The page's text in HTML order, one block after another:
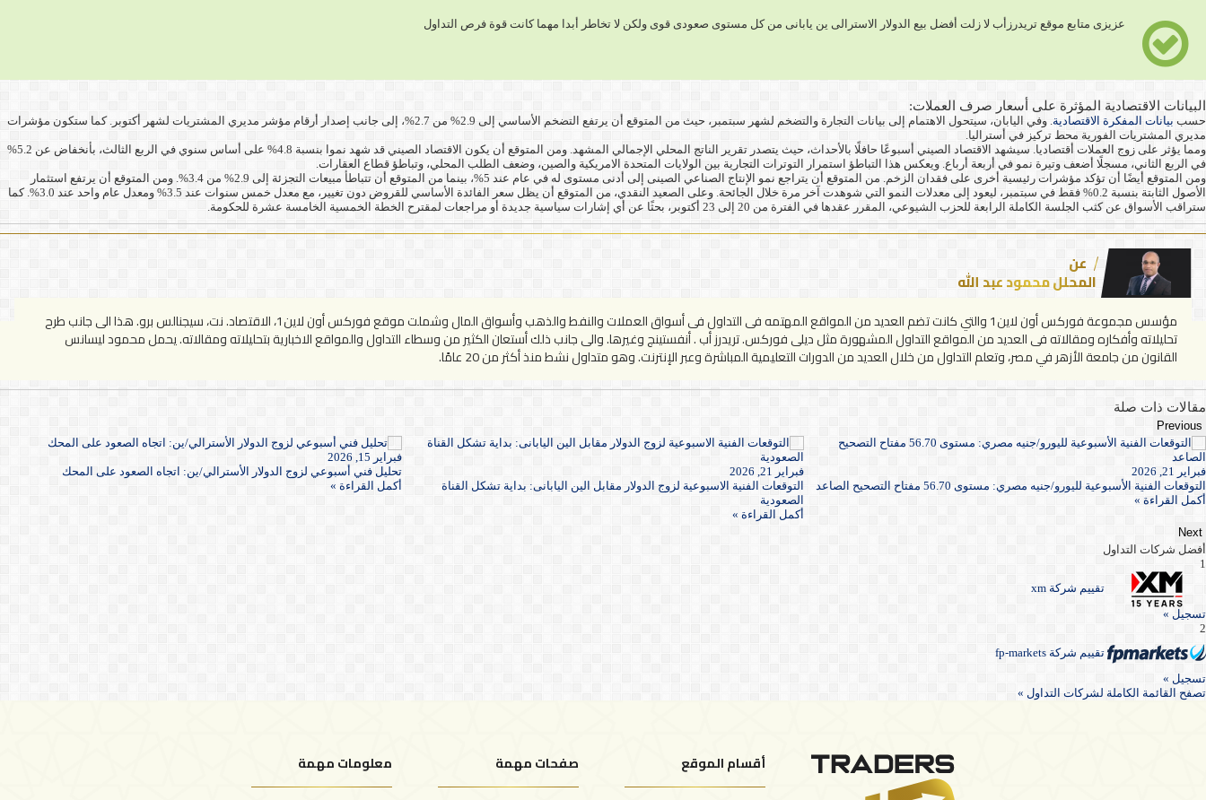
عزيزى متابع موقع تريدرزأب لا زلت أفضل بيع الدولار الاسترالى ين يابانى من كل مستوى صعودى قوى ولكن لا تخاطر أبدا مهما كانت قوة فرص التداول
البيانات الاقتصادية المؤثرة على أسعار صرف العملات:
حسب بيانات المفكرة الاقتصادية
. وفي اليابان، سيتحول الاهتمام إلى بيانات التجارة والتضخم لشهر سبتمبر، حيث من المتوقع أن يرتفع التضخم الأساسي إلى 2.9% من 2.7%، إلى جانب إصدار أرقام مؤشر مديري المشتريات لشهر أكتوبر. كما ستكون مؤشرات
مديري المشتريات الفورية محط تركيز في أستراليا.
ومما يؤثر على زوج العملات أقتصاديا. سيشهد الاقتصاد الصيني أسبوعًا حافلًا بالأحداث، حيث يتصدر تقرير الناتج المحلي الإجمالي المشهد. ومن المتوقع أن يكون الاقتصاد الصيني قد شهد نموا بنسبة 4.8% على أساس سنوي في الربع الثالث، بأنخفاض عن 5.2%
في الربع الثاني، مسجلًا أضعف وتيرة نمو في أربعة أرباع. ويعكس هذا التباطؤ استمرار التوترات التجارية بين الولايات المتحدة الامريكية والصين، وضعف الطلب المحلي، وتباطؤ قطاع العقارات.
ومن المتوقع أيضًا أن تؤكد مؤشرات رئيسية أخرى على فقدان الزخم. من المتوقع أن يتراجع نمو الإنتاج الصناعي الصينى إلى أدنى مستوى له في عام عند 5%، بينما من المتوقع أن تتباطأ مبيعات التجزئة إلى 2.9% من 3.4%. ومن المتوقع أن يرتفع استثمار
الأصول الثابتة بنسبة 0.2% فقط في سبتمبر، ليعود إلى معدلات النمو التي شوهدت آخر مرة خلال الجائحة. وعلى الصعيد النقدي، من المتوقع أن يظل سعر الفائدة الأساسي للقروض دون تغيير، مع معدل خمس سنوات عند 3.5% ومعدل عام واحد عند 3.0%. كما
ستراقب الأسواق عن كثب الجلسة الكاملة الرابعة للحزب الشيوعي، المقرر عقدها في الفترة من 20 إلى 23 أكتوبر، بحثًا عن أي إشارات سياسية جديدة أو مراجعات لمقترح الخطة الخمسية الخامسة عشرة للحكومة.
عن
المحلل محمود عبد الله
مؤسس مجموعة فوركس أون لاين1 والتي كانت تضم العديد من المواقع المهتمه فى التداول فى أسواق العملات والنفط والذهب وأسواق المال وشملت موقع فوركس أون لاين1، الاقتصاد. نت، سيجنالس برو. هذا الى جانب طرح
تحليلاته وأفكاره ومقالاته فى العديد من المواقع التداول المشهورة مثل ديلى فوركس. تريدرز أب . أنفستينج وغيرها. والى جانب ذلك أستعان الكثير من وسطاء التداول والمواقع الاخبارية بتحليلاته ومقالاته. يحمل محمود ليسانس
القانون من جامعة الأزهر في مصر، وتعلم التداول من خلال العديد من الدورات التعليمية المباشرة وعبر الإنترنت. وهو متداول نشط منذ أكثر من 20 عامًا.
مقالات ذات صلة
Previous
فبراير 21, 2026
التوقعات الفنية الأسبوعية لليورو/جنيه مصري: مستوى 56.70 مفتاح التصحيح الصاعد
أكمل القراءة »
فبراير 21, 2026
التوقعات الفنية الاسبوعية لزوج الدولار مقابل الين اليابانى: بداية تشكل القناة
الصعودية
أكمل القراءة »
فبراير 15, 2026
تحليل فني أسبوعي لزوج الدولار الأسترالي/ين: اتجاه الصعود على المحك
أكمل القراءة »
Next
أفضل شركات التداول
1
تقييم شركة xm
تسجيل »
2
تقييم شركة fp-markets
تسجيل »
تصفح القائمة الكاملة لشركات التداول »
أقسام الموقع صفحات مهمة معلومات مهمة